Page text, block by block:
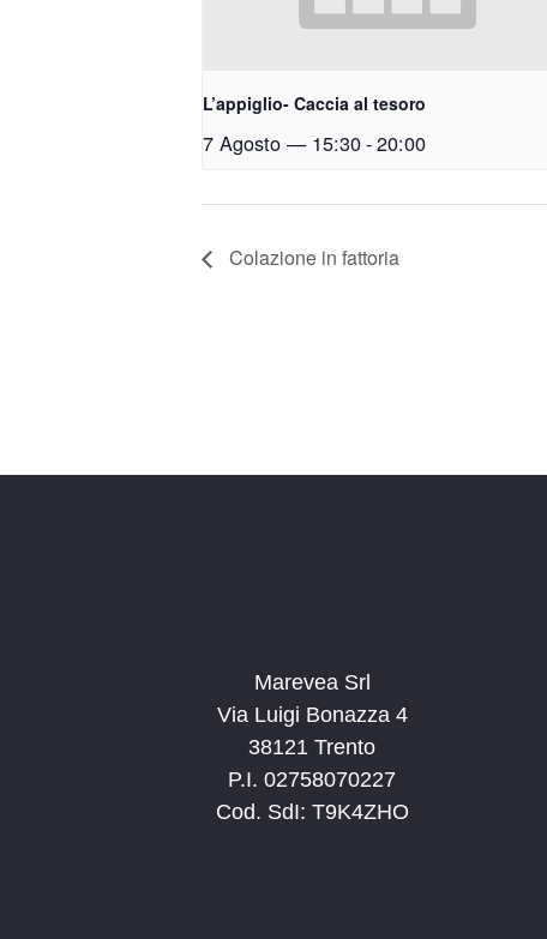
L’appiglio- Caccia al tesoro
7 Agosto — 15:30-20:00
Colazione in fattoria
Marevea Srl
Via Luigi Bonazza 4
38121 Trento
P.I. 02758070227
Cod. SdI: T9K4ZHO